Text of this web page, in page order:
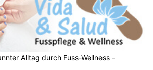
Alltag durch Fuss-Wellness –